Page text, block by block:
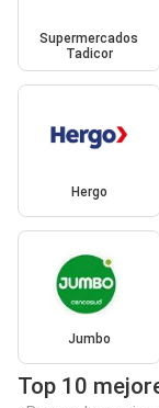
Supermercados
Tadicor
Hergo
Jumbo
Top 10